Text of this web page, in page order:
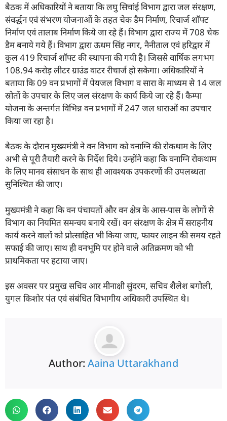
बैठक में अधिकारियों ने बताया कि लघु सिचांई विभाग द्वारा जल संरक्षण,
संवर्द्धन एवं संभरण योजनाओं के तहत चेक डैम निर्माण, रिचार्ज शॉफ्ट
निर्माण एवं तालाब निर्माण किये जा रहे हैं। विभाग द्वारा राज्य में 708 चेक
डैम बनाये गये हैं। विभाग द्वारा ऊधम सिंह नगर, नैनीताल एवं हरिद्वार में
कुल 419 रिचार्ज शॉफ्ट की स्थापना की गयी है। जिससे वार्षिक लगभग
108.94 करोड़ लीटर ग्राउंड वाटर रीचार्ज हो सकेगा। अधिकारियों ने
बताया कि 09 वन प्रभागों में पेयजल विभाग व सारा के माध्यम से 14 जल
स्रोतों के उपचार के लिए जल संरक्षण के कार्य किये जा रहे हैं। कैम्पा
योजना के अन्तर्गत विभिन्न वन प्रभागों में 247 जल धाराओं का उपचार
किया जा रहा है।
बैठक के दौरान मुख्यमंत्री ने वन विभाग को वनाग्नि की रोकथाम के लिए
अभी से पूरी तैयारी करने के निर्देश दिये। उन्होंने कहा कि वनाग्नि रोकथाम
के लिए मानव संसाधन के साथ ही आवश्यक उपकरणों की उपलब्धता
सुनिश्चित की जाए।
मुख्यमंत्री ने कहा कि वन पंचायतों और वन क्षेत्र के आस-पास के लोगों से
विभाग का नियमित समन्वय बनाये रखें। वन संरक्षण के क्षेत्र में सराहनीय
कार्य करने वालों को प्रोत्साहित भी किया जाए, फायर लाइन की समय रहते
सफाई की जाए। साथ ही वनभूमि पर होने वाले अतिक्रमण को भी
प्राथमिकता पर हटाया जाए।
इस अवसर पर प्रमुख सचिव आर मीनाक्षी सुंदरम, सचिव शैलेश बगोली,
युगल किशोर पंत एवं संबंधित विभागीय अधिकारी उपस्थित थे।
Author: Aaina Uttarakhand